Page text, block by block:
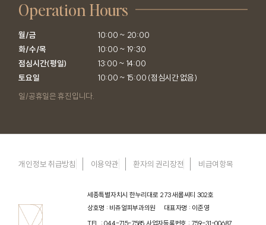
Operation Hours
월/금
화/수/목
점심시간(평일)
토요일
10:00 ~ 20:00
10:00 ~ 19:30
13:00 ~ 14:00
10:00 ~ 15:00 (점심시간 없음)
일/공휴일은 휴진입니다.
개인정보 취급방침 이용약관 환자의 권리장전 비급여항목
세종특별자치시 한누리대로 273 새롬씨티 302호
상호명 : 비쥬얼피부과의원
대표자명 : 이준영
TEL : 044-715-7585 사업자등록번호 : 759-31-00687